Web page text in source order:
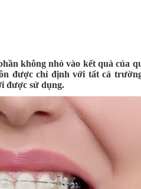
không nhỏ vào kết quả của
được chỉ định với tất cả
được sử dụng.